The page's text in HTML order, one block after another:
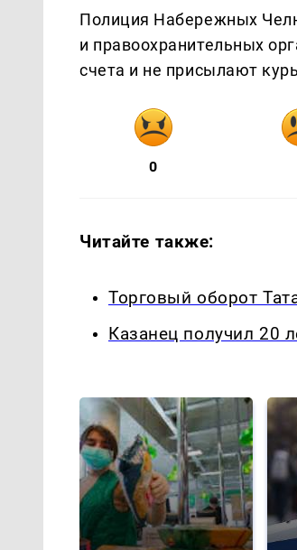
Полиция Набережных
и правоохранительных
счета и не присылают
0
Читайте также:
Торговый оборот
Казанец получил 20